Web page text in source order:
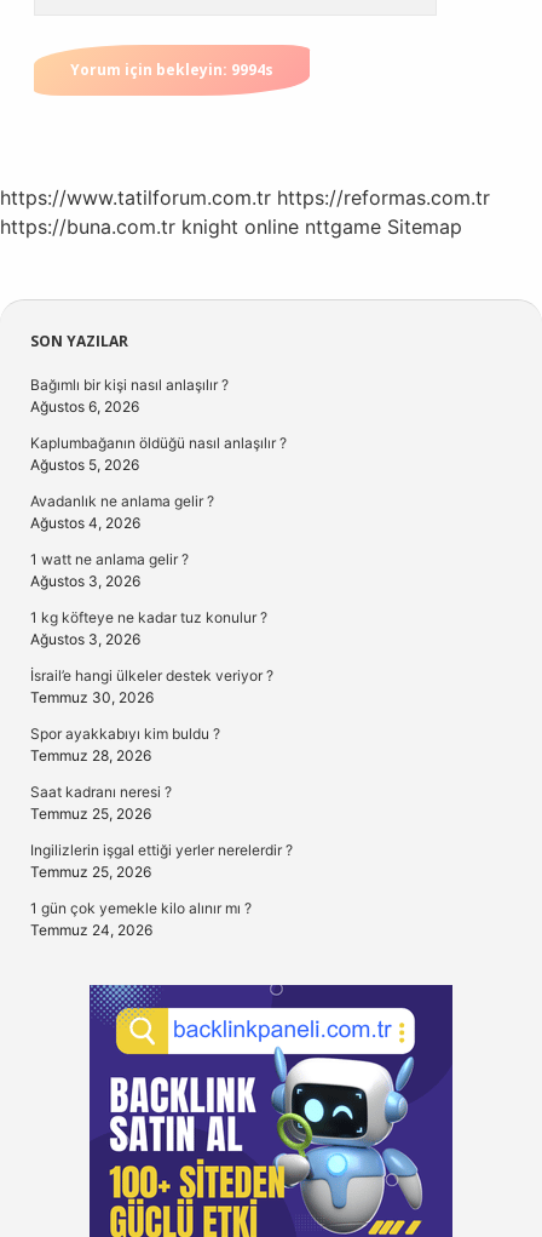
https://www.tatilforum.com.tr https://reformas.com.tr
https://buna.com.tr knight online nttgame Sitemap
Sidebar
SON YAZILAR
Bağımlı bir kişi nasıl anlaşılır ?
Ağustos 6, 2026
Kaplumbağanın öldüğü nasıl anlaşılır ?
Ağustos 5, 2026
Avadanlık ne anlama gelir ?
Ağustos 4, 2026
1 watt ne anlama gelir ?
Ağustos 3, 2026
1 kg köfteye ne kadar tuz konulur ?
Ağustos 3, 2026
İsrail’e hangi ülkeler destek veriyor ?
Temmuz 30, 2026
Spor ayakkabıyı kim buldu ?
Temmuz 28, 2026
Saat kadranı neresi ?
Temmuz 25, 2026
Ingilizlerin işgal ettiği yerler nerelerdir ?
Temmuz 25, 2026
1 gün çok yemekle kilo alınır mı ?
Temmuz 24, 2026